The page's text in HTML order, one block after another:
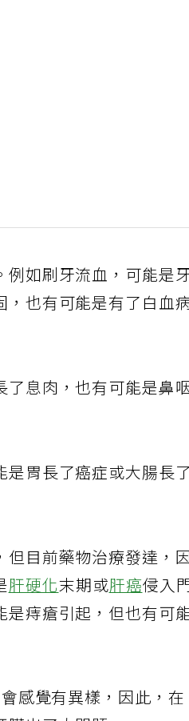
如刷牙流血，可能是
也有可能是有了白血
息肉，也有可能是鼻
胃長了癌症或大腸長了
目前藥物治療發達，
肝硬化末期或肝癌侵入
痔瘡引起，但也有可
感覺有異樣，因此，在